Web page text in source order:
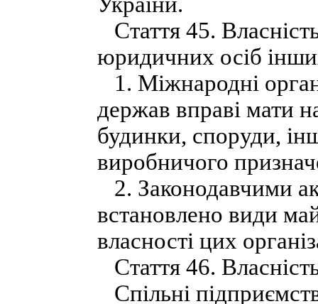
Стаття 45.
юридичних осіб
1. Міжнародні
держав вправі мати
будинки, споруди,
виробничого
2. Законодавчими
встановлено види
власності цих
Стаття 46.
Спільні